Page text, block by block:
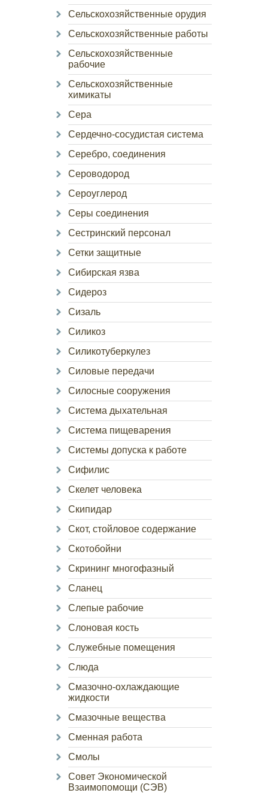
Сельскохозяйственные орудия
Сельскохозяйственные работы
Сельскохозяйственные
рабочие
Сельскохозяйственные
химикаты
Сера
Сердечно-сосудистая система
Серебро, соединения
Сероводород
Сероуглерод
Серы соединения
Сестринский персонал
Сетки защитные
Сибирская язва
Сидероз
Сизаль
Силикоз
Силикотуберкулез
Силовые передачи
Силосные сооружения
Система дыхательная
Система пищеварения
Системы допуска к работе
Сифилис
Скелет человека
Скипидар
Скот, стойловое содержание
Скотобойни
Скрининг многофазный
Сланец
Слепые рабочие
Слоновая кость
Служебные помещения
Слюда
Смазочно-охлаждающие
жидкости
Смазочные вещества
Сменная работа
Смолы
Совет Экономической
Взаимопомощи (СЭВ)